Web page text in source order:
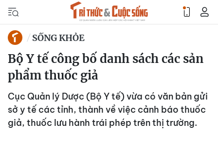
SỐNG KHỎE
Bộ Y tế công bố danh sách các sản
phẩm thuốc giả
Cục Quản lý Dược (Bộ Y tế) vừa có văn bản gửi
sở y tế các tỉnh, thành về việc cảnh báo thuốc
giả, thuốc lưu hành trái phép trên thị trường.